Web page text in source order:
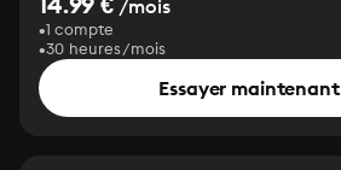
/mois
1 compte
30 heures/mois
Essayer maintenant